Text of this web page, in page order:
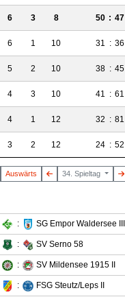
6 3 8 50 : 47
6 1 10 31 : 36
5 2 10 38 : 45
4 3 10 41 : 61
4 1 12 32 : 81
3 2 12 24 : 52
Auswärts 34. Spieltag
: SG Empor Waldersee III
: SV Serno 58
: SV Mildensee 1915 II
: FSG Steutz/Leps II